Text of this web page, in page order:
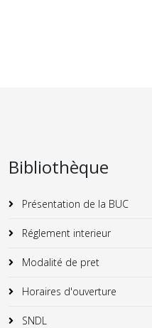
Bibliothèque
Présentation de la BUC
Réglement interieur
Modalité de pret
Horaires d'ouverture
SNDL